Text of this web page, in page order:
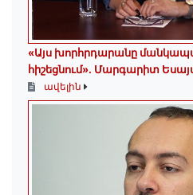
«Այս խորհրդարանը
հիշեցնում»․ Մարգարիտ
ավելին